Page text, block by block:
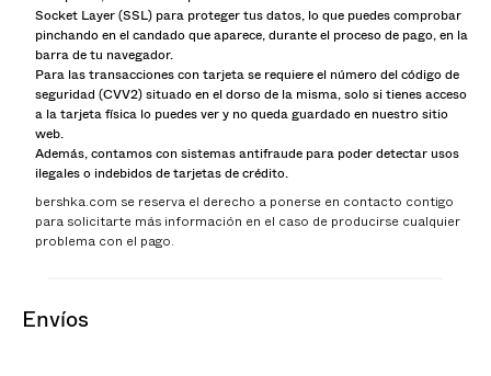
Socket Layer (SSL) para proteger tus datos, lo que puedes comprobar
pinchando en el candado que aparece, durante el proceso de pago, en la
barra de tu navegador.
Para las transacciones con tarjeta se requiere el número del código de
seguridad (CVV2) situado en el dorso de la misma, solo si tienes acceso
a la tarjeta física lo puedes ver y no queda guardado en nuestro sitio
web.
Además, contamos con sistemas antifraude para poder detectar usos
ilegales o indebidos de tarjetas de crédito.
bershka.com se reserva el derecho a ponerse en contacto contigo
para solicitarte más información en el caso de producirse cualquier
problema con el pago.
envíos